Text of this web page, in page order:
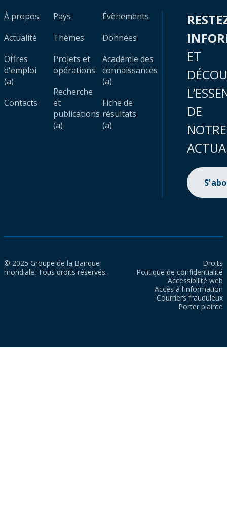
À propos
Actualité
Offres
d'emploi
(a)
Contacts
Pays
Thèmes
Projets et
opérations
Recherche
et
publications
(a)
Évènements
Données
Académie des
connaissances
(a)
Fiche de
résultats
(a)
ET
DE
NOTRE
© 2025 Groupe de la Banque
mondiale. Tous droits réservés.
Droits
Politique de confidentialité
Accessibilité web
Accès à l’information
Courriers frauduleux
Porter plainte